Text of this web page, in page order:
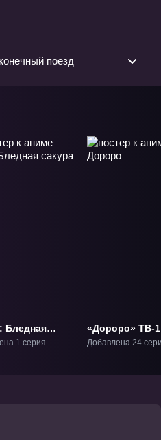
поезд
Бледная
Фильм-1
1 серия
«Дороро» ТВ-1
Добавлена 24